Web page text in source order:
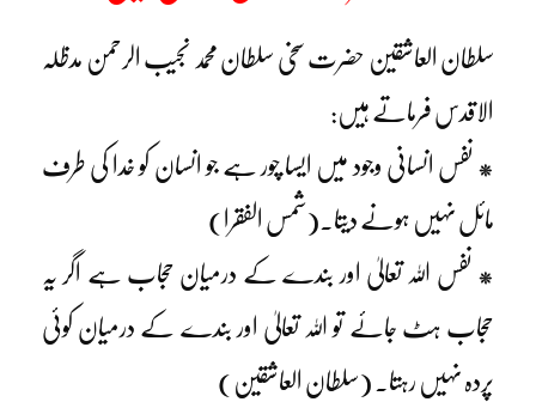
سلطان العاشقین حضرت سخی سلطان محمد نجیب الرحمن مدظلہ
الاقدس فرماتے ہیں:
* نفس انسانی وجود میں ایسا چور ہے جو انسان کو خدا کی طرف
مائل نہیں ہونے دیتا۔(شمس الفقرا)
* نفس اللہ تعالیٰ اور بندے کے درمیان حجاب ہے اگر یہ
حجاب ہٹ جائے تو اللہ تعالیٰ اور بندے کے درمیان کوئی
پردہ نہیں رہتا۔ (سلطان العاشقین)